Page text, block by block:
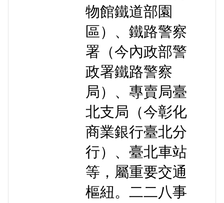
物館鐵道部園
區）、鐵路警察
署（今內政部警
政署鐵路警察
局）、專賣局臺
北支局（今彰化
商業銀行臺北分
行）、臺北車站
等，屬重要交通
樞紐。二二八事